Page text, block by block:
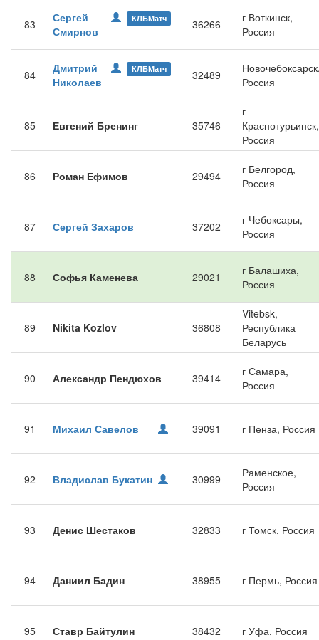
83 КЛБМатч
Сергей
Смирнов
36266
г Воткинск,
Россия
84 КЛБМатч
Дмитрий
Николаев
32489
Россия
85 Евгений Бренинг 35746
г
Краснотурьинск,
Россия
86 Роман Ефимов 29494
г Белгород,
Россия
87 Сергей Захаров 37202
г Чебоксары,
Россия
88 Софья Каменева 29021
г Балашиха,
Россия
89 Nikita Kozlov 36808
Vitebsk,
Республика
Беларусь
90 Александр Пендюхов 39414
г Самара,
Россия
91 Михаил Савелов 39091 г Пенза, Россия
92 Владислав Букатин 30999
Раменское,
Россия
93 Денис Шестаков 32833 г Томск, Россия
94 Даниил Бадин 38955 г Пермь, Россия
95 Ставр Байтулин 38432 г Уфа, Россия